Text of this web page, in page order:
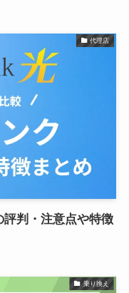
代理店
評判・注意点や特徴
乗り換え